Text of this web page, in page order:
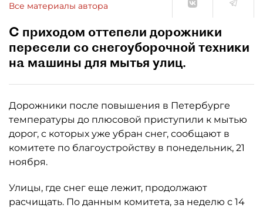
Все материалы автора
С приходом оттепели дорожники
пересели со снегоуборочной техники
на машины для мытья улиц.
Дорожники после повышения в Петербурге
температуры до плюсовой приступили к мытью
дорог, с которых уже убран снег, сообщают в
комитете по благоустройству в понедельник, 21
ноября.
Улицы, где снег еще лежит, продолжают
расчищать. По данным комитета, за неделю с 14